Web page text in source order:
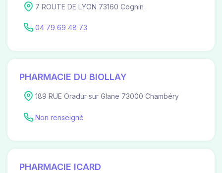
7 ROUTE DE LYON 73160 Cognin
04 79 69 48 73
PHARMACIE DU BIOLLAY
189 RUE Oradur sur Glane 73000 Chambéry
Non renseigné
PHARMACIE ICARD